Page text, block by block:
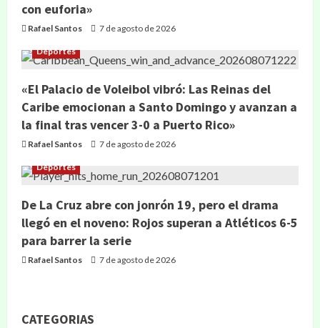
con euforia»
Rafael Santos 7 de agosto de 2026
Deportes
«El Palacio de Voleibol vibró: Las Reinas del
Caribe emocionan a Santo Domingo y avanzan a
la final tras vencer 3-0 a Puerto Rico»
Rafael Santos 7 de agosto de 2026
Deportes
De La Cruz abre con jonrón 19, pero el drama
llegó en el noveno: Rojos superan a Atléticos 6-5
para barrer la serie
Rafael Santos 7 de agosto de 2026
CATEGORIAS